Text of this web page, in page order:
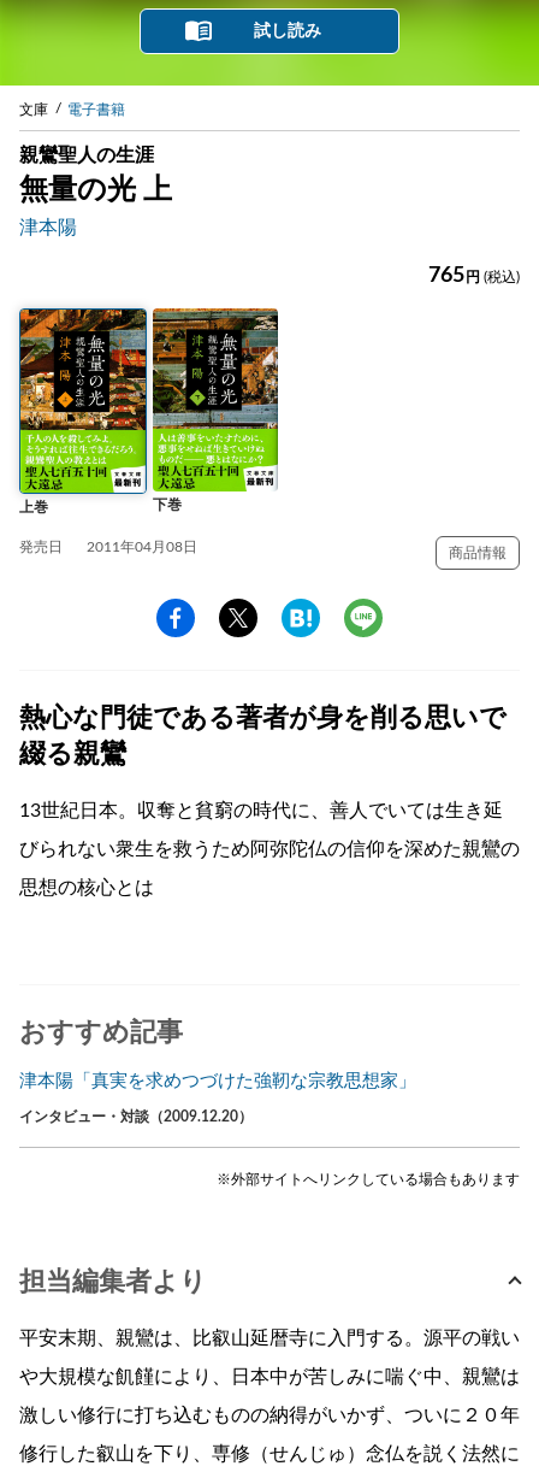
試し読み
文庫 電子書籍
親鸞聖人の生涯
無量の光 上
津本陽
765 円 (税込)
上巻 下巻
発売日 2011年04月08日 商品情報
熱心な門徒である著者が身を削る思いで
綴る親鸞
13世紀日本。収奪と貧窮の時代に、善人でいては生き延
びられない衆生を救うため阿弥陀仏の信仰を深めた親鸞の
思想の核心とは
おすすめ記事
津本陽「真実を求めつづけた強靭な宗教思想家」
インタビュー・対談（2009.12.20）
※外部サイトへリンクしている場合もあります
担当編集者より
平安末期、親鸞は、比叡山延暦寺に入門する。源平の戦い
や大規模な飢饉により、日本中が苦しみに喘ぐ中、親鸞は
激しい修行に打ち込むものの納得がいかず、ついに２０年
修行した叡山を下り、専修（せんじゅ）念仏を説く法然に